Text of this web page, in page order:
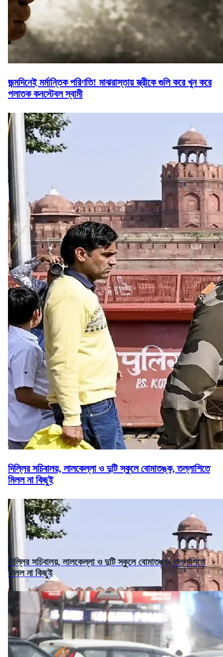
জন্মদিনেই মর্মান্তিক পরিণতি! মাঝরাস্তায় স্ত্রীকে গুলি করে খুন করে
পলাতক কনস্টেবল স্বামী
দিল্লির সচিবালয়, লালকেল্লা ও দুটি স্কুলে বোমাতঙ্ক, তল্লাশিতে
মিলল না কিছুই
দিল্লির সচিবালয়, লালকেল্লা ও দুটি স্কুলে বোমাতঙ্ক, তল্লাশিতে
মিলল না কিছুই